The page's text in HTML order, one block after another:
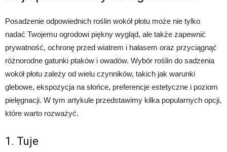
Posadzenie odpowiednich roślin wokół płotu może nie tylko
nadać Twojemu ogrodowi piękny wygląd, ale także zapewnić
prywatność, ochronę przed wiatrem i hałasem oraz przyciągnąć
różnorodne gatunki ptaków i owadów. Wybór roślin do sadzenia
wokół płotu zależy od wielu czynników, takich jak warunki
glebowe, ekspozycja na słońce, preferencje estetyczne i poziom
pielęgnacji. W tym artykule przedstawimy kilka popularnych opcji,
które warto rozważyć.
1. Tuje